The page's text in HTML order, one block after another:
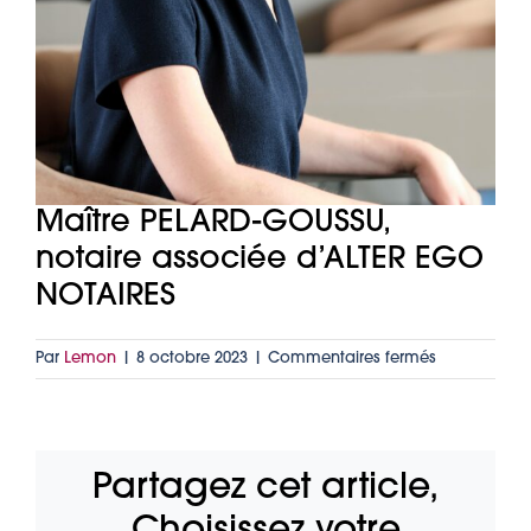
Maître PELARD-GOUSSU,
notaire associée d’ALTER EGO
NOTAIRES
Par Lemon 8 octobre 2023 Commentaires ferméssur
Maître
Partagez cet article,